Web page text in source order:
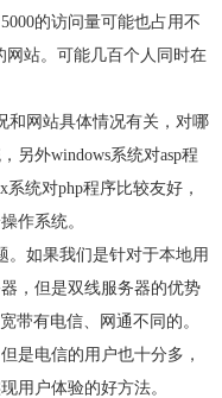
的访问量可能也占用不
站。可能几百个人同时在
和网站具体情况有关，对哪
另外windows系统对asp程
统对php程序比较友好，
作系统。
。如果我们是针对于本地用
，但是双线服务器的优势
带有电信、网通不同的。
是电信的用户也十分多，
用户体验的好方法。